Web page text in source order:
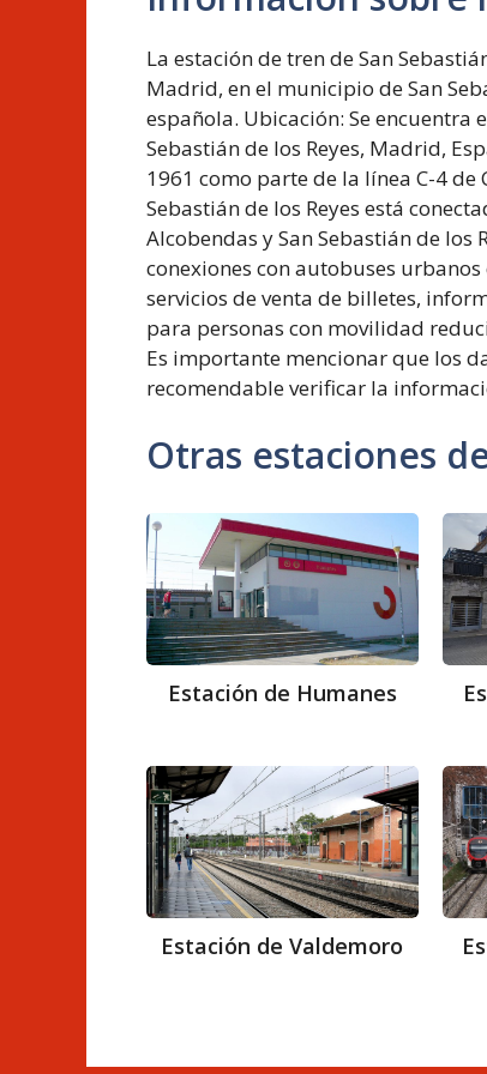
La estación de tren de San
Madrid, en el municipio de San
española. Ubicación: Se encuentra
Sebastián de los Reyes, Madrid,
1961 como parte de la línea C-4 de
Sebastián de los Reyes está
Alcobendas y San Sebastián de
conexiones con autobuses
servicios de venta de billetes,
para personas con movilidad
Es importante mencionar que los
recomendable verificar la
Otras estaciones
Estación
de
Humanes
Estación de Humanes
Estación
de
Valdemoro
Estación de Valdemoro